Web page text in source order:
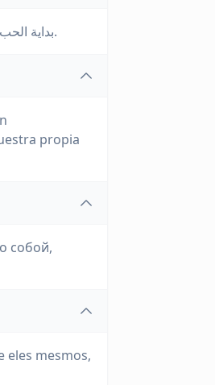
بداية الحب هي الإرادة لترك أحبائنا يكونون أنفسهم بكمالهم، والعزم على عدم تشويههم ليلائم صورتنا الخاصة.
propia
собой,
eles mesmos,